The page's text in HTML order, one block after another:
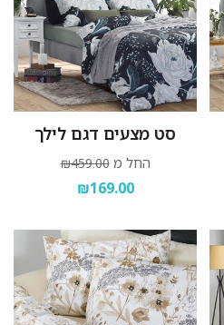
סט מצעים דגם לילך
החל מ ₪459.00
₪169.00